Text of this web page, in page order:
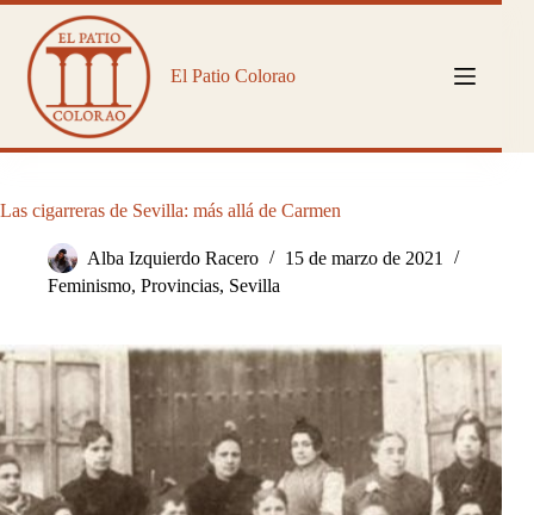
Saltar
contenido
El Patio Colorao
Las cigarreras de Sevilla: más allá de Carmen
Alba Izquierdo Racero
15 de marzo de 2021
Feminismo, Provincias, Sevilla